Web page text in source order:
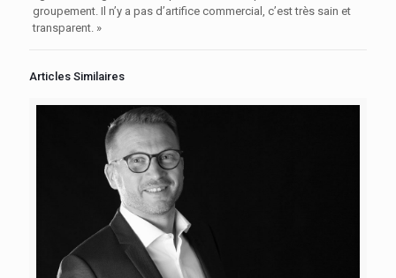
groupement. Il n’y a pas d’artifice commercial, c’est très sain et
transparent. »
Articles Similaires